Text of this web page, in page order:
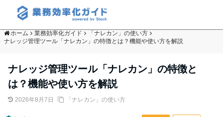
ホーム 業務効率化ガイド
「ナレカン」の使い方
ナレッジ管理ツール「ナレカン」の特徴とは？機能や使い方を解説
ナレッジ管理ツール「ナレカン」の特徴と
は？機能や使い方を解説
2026年8月7日 「ナレカン」の使い方